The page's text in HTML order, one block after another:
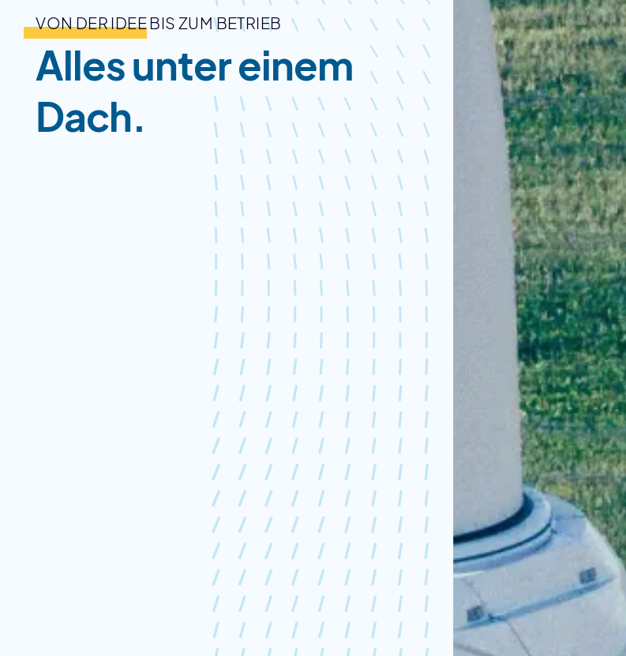
VON DER IDEE BIS ZUM BETRIEB
Alles unter einem
Dach.